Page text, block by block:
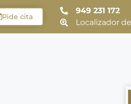
Pide cita
949 231 172
Localizador